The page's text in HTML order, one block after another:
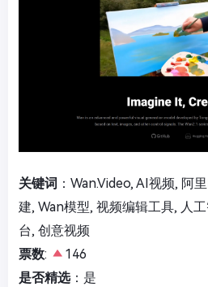
关键词 ：Wan.Video, AI视频, 阿
建, Wan模型, 视频编辑工具, 人
台, 创意视频
票数:
146
是否精选：是